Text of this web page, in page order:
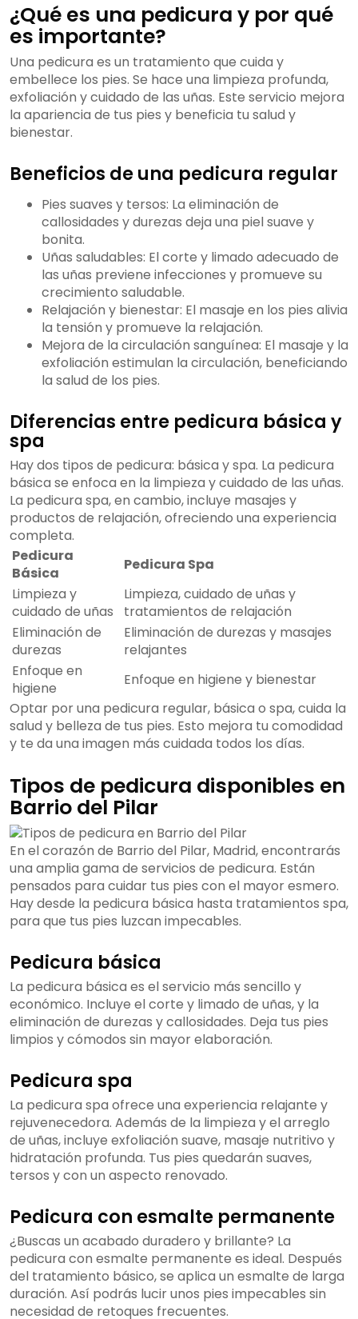
¿Qué es una pedicura y por qué
es importante?
Una pedicura es un tratamiento que cuida y
embellece los pies. Se hace una limpieza profunda,
exfoliación y cuidado de las uñas. Este servicio mejora
la apariencia de tus pies y beneficia tu salud y
bienestar.
Beneficios de una pedicura regular
Pies suaves y tersos: La eliminación de
callosidades y durezas deja una piel suave y
bonita.
Uñas saludables: El corte y limado adecuado de
las uñas previene infecciones y promueve su
crecimiento saludable.
Relajación y bienestar: El masaje en los pies alivia
la tensión y promueve la relajación.
Mejora de la circulación sanguínea: El masaje y la
exfoliación estimulan la circulación, beneficiando
la salud de los pies.
Diferencias entre pedicura básica y
spa
Hay dos tipos de pedicura: básica y spa. La pedicura
básica se enfoca en la limpieza y cuidado de las uñas.
La pedicura spa, en cambio, incluye masajes y
productos de relajación, ofreciendo una experiencia
completa.
Pedicura
Básica
Pedicura Spa
Limpieza y
cuidado de uñas
Limpieza, cuidado de uñas y
tratamientos de relajación
Eliminación de
durezas
Eliminación de durezas y masajes
relajantes
Enfoque en
higiene
Enfoque en higiene y bienestar
Optar por una pedicura regular, básica o spa, cuida la
salud y belleza de tus pies. Esto mejora tu comodidad
y te da una imagen más cuidada todos los días.
Tipos de pedicura disponibles en
Barrio del Pilar
En el corazón de Barrio del Pilar, Madrid, encontrarás
una amplia gama de servicios de pedicura. Están
pensados para cuidar tus pies con el mayor esmero.
Hay desde la pedicura básica hasta tratamientos spa,
para que tus pies luzcan impecables.
Pedicura básica
La pedicura básica es el servicio más sencillo y
económico. Incluye el corte y limado de uñas, y la
eliminación de durezas y callosidades. Deja tus pies
limpios y cómodos sin mayor elaboración.
Pedicura spa
La pedicura spa ofrece una experiencia relajante y
rejuvenecedora. Además de la limpieza y el arreglo
de uñas, incluye exfoliación suave, masaje nutritivo y
hidratación profunda. Tus pies quedarán suaves,
tersos y con un aspecto renovado.
Pedicura con esmalte permanente
¿Buscas un acabado duradero y brillante? La
pedicura con esmalte permanente es ideal. Después
del tratamiento básico, se aplica un esmalte de larga
duración. Así podrás lucir unos pies impecables sin
necesidad de retoques frecuentes.